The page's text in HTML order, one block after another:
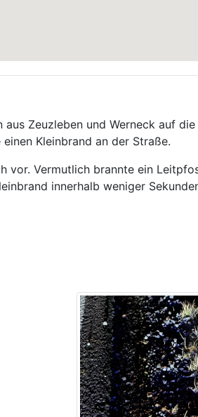
Zeuzleben und Werneck auf
Kleinbrand an der Straße.
vor. Vermutlich brannte ein
innerhalb weniger